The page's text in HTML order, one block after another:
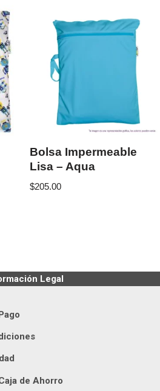
Bolsa Impermeable
Lisa – Aqua
$205.00
Legal
de Ahorro